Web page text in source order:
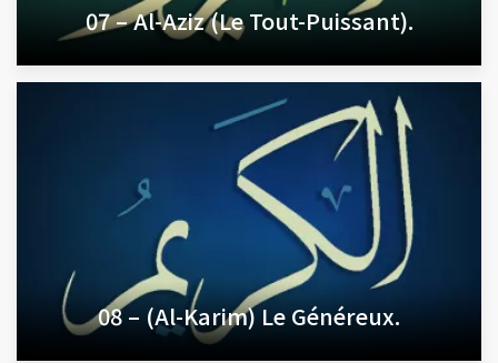
07 – Al-Aziz (Le Tout-Puissant).
08 – (Al-Karim) Le Généreux.